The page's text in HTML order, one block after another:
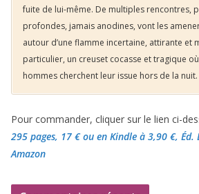
fuite de lui-même. De multiples rencontres,
profondes, jamais anodines, vont les
autour d’une flamme incertaine, attirante et
particulier, un creuset cocasse et tragique
hommes cherchent leur issue hors de la nuit.
Pour commander, cliquer sur le lien ci-
295 pages, 17 €ou en Kindle à 3,90 €, Éd.
Amazon